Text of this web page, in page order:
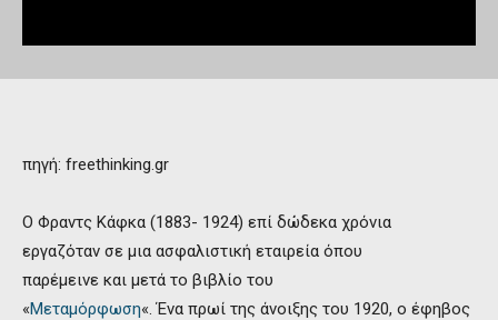
πηγή: freethinking.gr
Ο Φραντς Κάφκα (1883- 1924) επί δώδεκα χρόνια
εργαζόταν σε μια ασφαλιστική εταιρεία όπου
παρέμεινε και μετά το βιβλίο του
«Μεταμόρφωση«. Ένα πρωί της άνοιξης του 1920, ο έφηβος